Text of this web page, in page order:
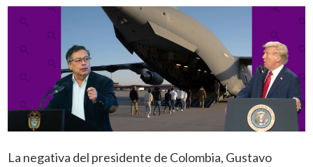
La negativa del presidente de Colombia, Gustavo